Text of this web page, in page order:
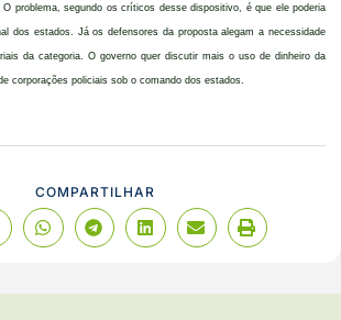
problema, segundo os críticos desse dispositivo, é que ele poderia
dos estados. Já os defensores da proposta alegam a necessidade
da categoria. O governo quer discutir mais o uso de dinheiro da
corporações policiais sob o comando dos estados.
COMPARTILHAR